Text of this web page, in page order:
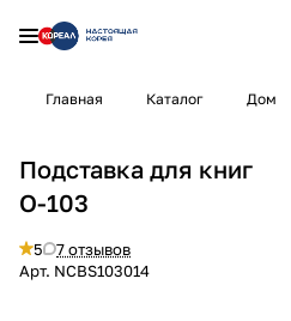
Главная Каталог Дом
Подставка для книг
O-103
5
7 отзывов
Арт. NCBS103014